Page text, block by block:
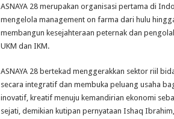
ASNAYA 28 merupakan organisasi pertama di
mengelola management on farma dari hulu
membangun kesejahteraan peternak dan
UKM dan IKM.
ASNAYA 28 bertekad menggerakkan sektor riil
secara integratif dan membuka peluang usaha
inovatif, kreatif menuju kemandirian ekonomi
sejati, demikian kutipan pernyataan Ishaq Ibrahim,